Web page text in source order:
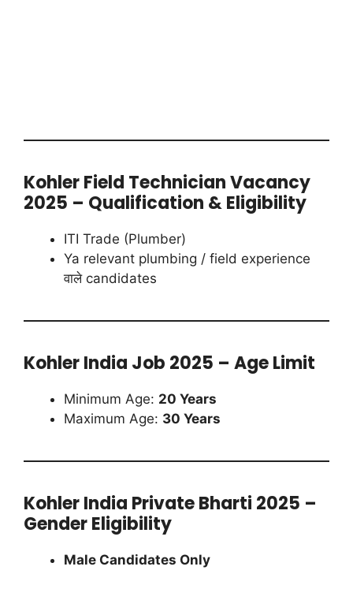
Kohler Field Technician Vacancy
2025 – Qualification & Eligibility
ITI Trade (Plumber)
Ya relevant plumbing / field experience
वाले candidates
Kohler India Job 2025 – Age Limit
Minimum Age: 20 Years
Maximum Age: 30 Years
Kohler India Private Bharti 2025 –
Gender Eligibility
Male Candidates Only